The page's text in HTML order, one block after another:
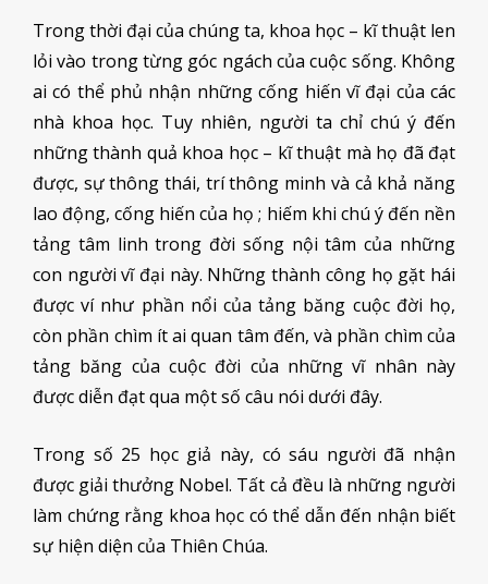
Trong thời đại của chúng ta, khoa học – kĩ thuật len
lỏi vào trong từng góc ngách của cuộc sống. Không
ai có thể phủ nhận những cống hiến vĩ đại của các
nhà khoa học. Tuy nhiên, người ta chỉ chú ý đến
những thành quả khoa học – kĩ thuật mà họ đã đạt
được, sự thông thái, trí thông minh và cả khả năng
lao động, cống hiến của họ ; hiếm khi chú ý đến nền
tảng tâm linh trong đời sống nội tâm của những
con người vĩ đại này. Những thành công họ gặt hái
được ví như phần nổi của tảng băng cuộc đời họ,
còn phần chìm ít ai quan tâm đến, và phần chìm của
tảng băng của cuộc đời của những vĩ nhân này
được diễn đạt qua một số câu nói dưới đây.
Trong số 25 học giả này, có sáu người đã nhận
được giải thưởng Nobel. Tất cả đều là những người
làm chứng rằng khoa học có thể dẫn đến nhận biết
sự hiện diện của Thiên Chúa.